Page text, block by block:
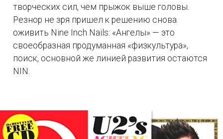
творческих сил, чем прыжок выше головы.
Резнор не зря пришел к решению снова
оживить Nine Inch Nails: «Ангелы» — это
своеобразная продуманная «физкультура»,
поиск, основной же линией развития остаются
NIN.